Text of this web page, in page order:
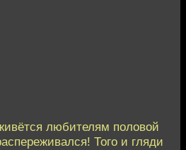
любителям половой
Того и гляди